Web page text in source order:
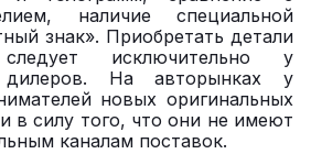
наличие специальной
знак». Приобретать детали
исключительно у
дилеров. На авторынках у
новых оригинальных
в силу того, что они не имеют
каналам поставок.